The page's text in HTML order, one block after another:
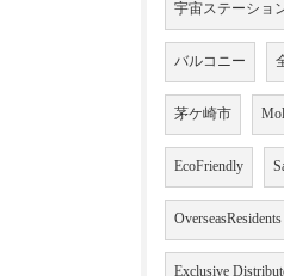
宇宙ステーショ
バルコニー
茅ケ崎市
EcoFriendly
OverseasResidents
Exclusive